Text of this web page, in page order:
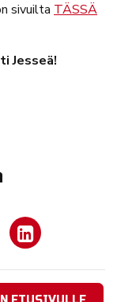
sivuilta TÄSSÄ
Jesseä!